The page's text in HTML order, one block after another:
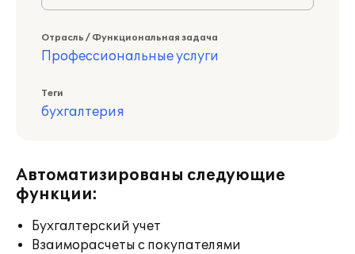
Отрасль / Функциональная задача
Профессиональные услуги
Теги
бухгалтерия
Автоматизированы следующие
функции:
Бухгалтерский учет
Взаиморасчеты с покупателями